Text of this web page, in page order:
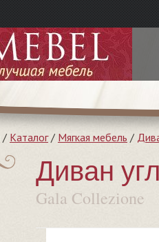
/ Каталог/ Мягкая мебель /
Диван
Gala Collezione